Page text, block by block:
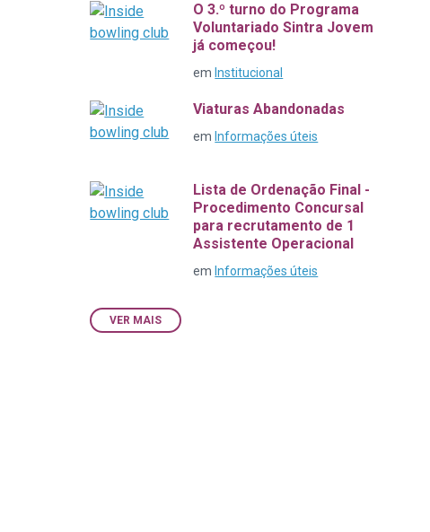
O 3.º turno do Programa
Voluntariado Sintra Jovem
já começou!
em Institucional
Viaturas Abandonadas
em Informações úteis
Lista de Ordenação Final -
Procedimento Concursal
para recrutamento de 1
Assistente Operacional
em Informações úteis
VER MAIS